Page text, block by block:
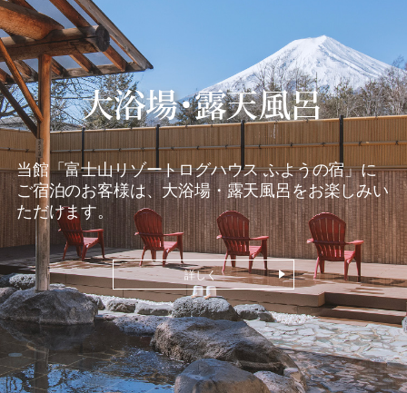
当館「富士山リゾートログハウス ふようの宿」に
ご宿泊のお客様は、 大浴場・露天風呂をお楽しみい
ただけます。
詳しく